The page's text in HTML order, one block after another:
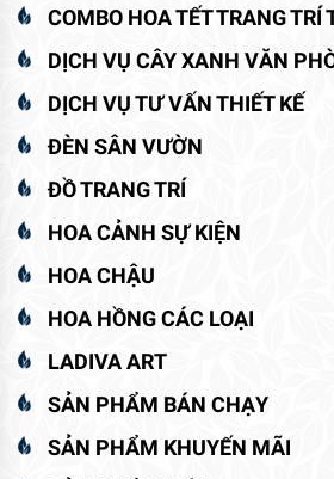
COMBO HOA TẾT TRANG TRÍ
DỊCH VỤ CÂY XANH VĂN
DỊCH VỤ TƯ VẤN THIẾT KẾ
ĐÈN SÂN VƯỜN
ĐỒ TRANG TRÍ
HOA CẢNH SỰ KIỆN
HOA CHẬU
HOA HỒNG CÁC LOẠI
LADIVA ART
SẢN PHẨM BÁN CHẠY
SẢN PHẨM KHUYẾN MÃI